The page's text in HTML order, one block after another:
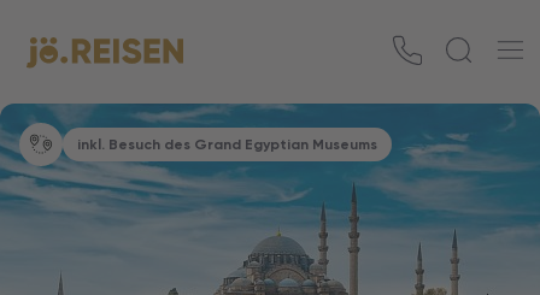
inkl. Besuch des Grand Egyptian Museums